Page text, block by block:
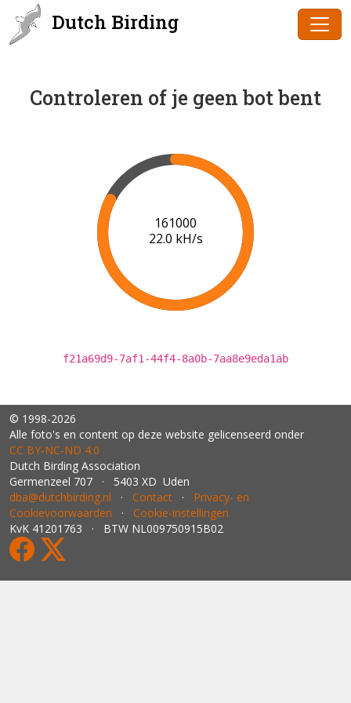
Dutch Birding
Controleren of je geen bot bent
161000
22.0 kH/s
f21a69d9-7af1-44f4-8a0b-7aa8e9eda1ab
© 1998-2026
Alle foto's en content op deze website gelicenseerd onder
CC BY‑NC‑ND 4.0
Dutch Birding Association
Germenzeel 707 · 5403 XD Uden
dba@dutchbirding.nl · Contact · Privacy- en
Cookievoorwaarden · Cookie-instellingen
KvK 41201763 · BTW NL009750915B02